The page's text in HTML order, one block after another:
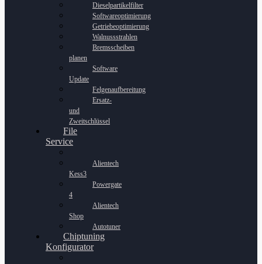
Dieselpartikelfilter
Softwareoptimierung
Getriebeoptimierung
Walnussstrahlen
Bremsscheiben
planen
Software
Update
Felgenaufbereitung
Ersatz-
und
Zweitschlüssel
File
Service
Alientech
Kess3
Powergate
4
Alientech
Shop
Autotuner
Chiptuning
Konfigurator